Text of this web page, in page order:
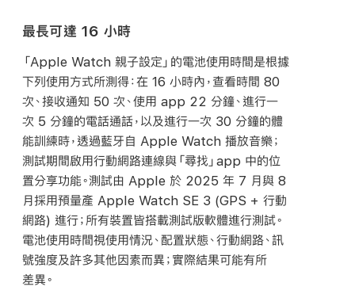
最長可達 16 小時
「Apple Watch 親子設定」的電池使用時間是根據
下列使用方式所測得：在 16 小時內，查看時間 80
次、接收通知 50 次、使用 app 22 分鐘、進行一
次 5 分鐘的電話通話，以及進行一次 30 分鐘的體
能訓練時，透過藍牙自 Apple Watch 播放音樂；
測試期間啟用行動網路連線與「尋找」app 中的位
置分享功能。測試由 Apple 於 2025 年 7 月與 8
月採用預量產 Apple Watch SE 3 (GPS + 行動
網路) 進行；所有裝置皆搭載測試版軟體進行測試。
電池使用時間視使用情況、配置狀態、行動網路、訊
號強度及許多其他因素而異；實際結果可能有所
差異。